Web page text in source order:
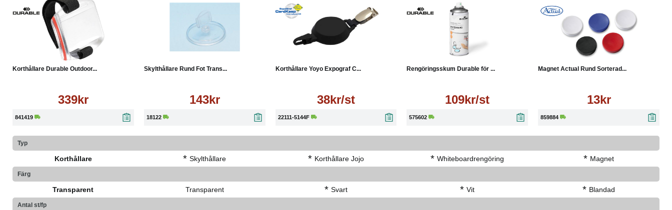
Korthållare Durable Outdoor...
339kr
841419
Skylthållare Rund Fot Trans...
143kr
18122
Köp Läs mer
Korthållare Yoyo Expograf C...
38kr/st
22111-5144F
Rengöringsskum Durable för ...
109kr/st
575602
Läs mer
Magnet Actual Rund Sorterad...
13kr
859884
Läs mer
Typ
Korthållare * Skylthållare * Korthållare Jojo * Whiteboardrengöring * Magnet
Färg
Transparent Transparent * Svart * Vit * Blandad
Antal st/fp